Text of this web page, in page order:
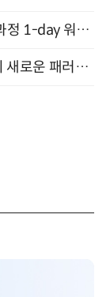
UX 기획·DESIGN.md 설계·AI 구현 전 과정 1-day 워크숍 with Claude Code·Codex 9월 15일 개최
“AI와 함께 일하는 시대 ” - 스마트 워크의 새로운 패러다임 (9/11)